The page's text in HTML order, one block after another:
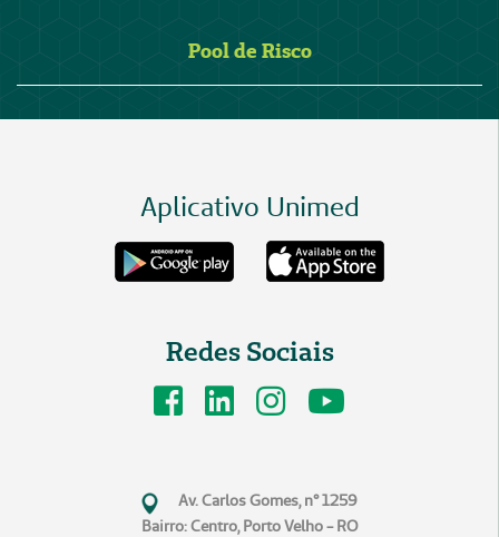
Pool de Risco
Aplicativo Unimed
Redes Sociais
Av. Carlos Gomes, n° 1259
Bairro: Centro, Porto Velho - RO